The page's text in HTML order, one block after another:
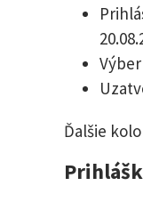
Ďalšie